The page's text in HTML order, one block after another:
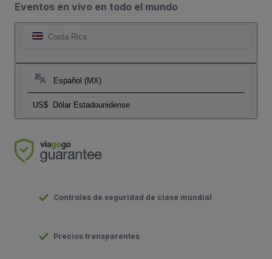
Eventos en vivo en todo el mundo
Costa Rica
Español (MX)
US$ Dólar Estadounidense
Controles de seguridad de clase mundial
Precios transparentes